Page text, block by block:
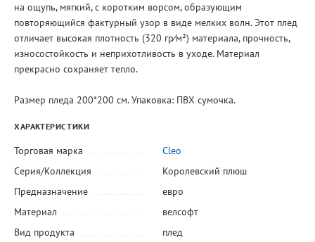
на ощупь, мягкий, с коротким ворсом, образующим
повторяющийся фактурный узор в виде мелких волн. Этот плед
отличает высокая плотность (320 гр⁄м²) материала, прочность,
износостойкость и неприхотливость в уходе. Материал
прекрасно сохраняет тепло.
Размер пледа 200*200 см. Упаковка: ПВХ сумочка.
ХАРАКТЕРИСТИКИ
Торговая марка
Cleo
Серия/Коллекция
Королевский плюш
Предназначение
евро
Материал
велсофт
Вид продукта
плед